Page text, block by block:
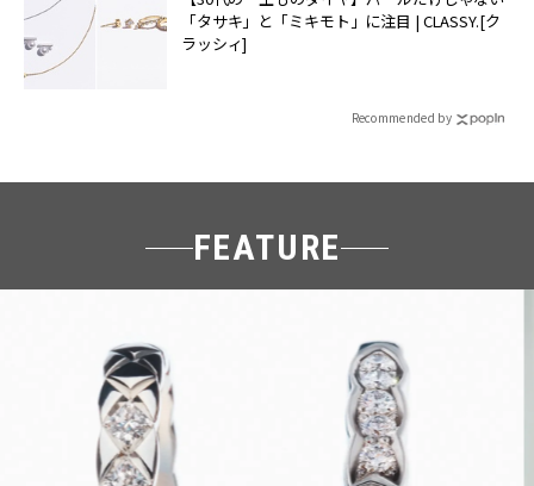
「タサキ」と「ミキモト」に注目 | CLASSY.[ク
ラッシィ]
Recommended by
FEATURE